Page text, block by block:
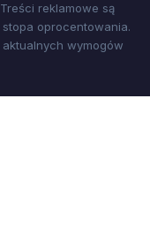
reklamowe są
oprocentowania.
aktualnych wymogów